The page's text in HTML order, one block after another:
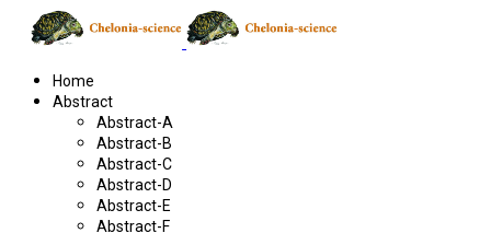
Home
Abstract
Abstract-A
Abstract-B
Abstract-C
Abstract-D
Abstract-E
Abstract-F